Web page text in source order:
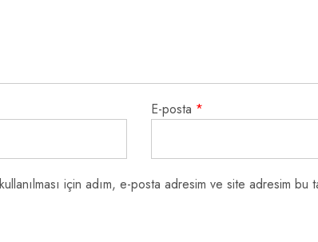
E-posta *
için adım, e-posta adresim ve site adresim bu